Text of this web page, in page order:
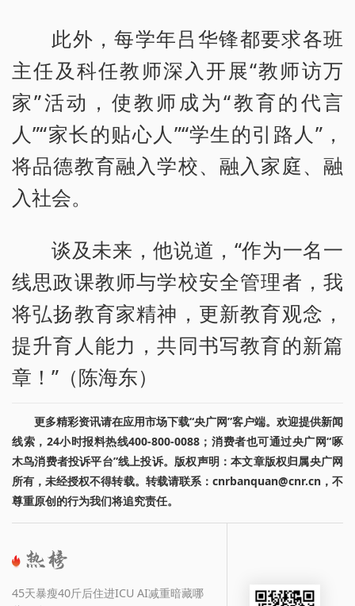
此外，每学年吕华锋都要求各班
主任及科任教师深入开展“教师访万
家”活动，使教师成为“教育的代言
人”“家长的贴心人”“学生的引路人”，
将品德教育融入学校、融入家庭、融
入社会。
谈及未来，他说道，“作为一名一
线思政课教师与学校安全管理者，我
将弘扬教育家精神，更新教育观念，
提升育人能力，共同书写教育的新篇
章！”（陈海东）
更多精彩资讯请在应用市场下载“央广网”客户端。欢迎提供新闻
线索，24小时报料热线400-800-0088；消费者也可通过央广网“啄
木鸟消费者投诉平台”线上投诉。版权声明：本文章版权归属央广网
所有，未经授权不得转载。转载请联系：cnrbanquan@cnr.cn，不
尊重原创的行为我们将追究责任。
45天暴瘦40斤后住进ICU AI减重暗藏哪